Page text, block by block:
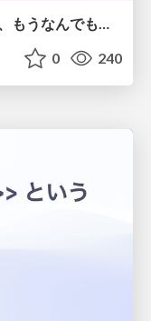
AI時代のPHPer生存戦略 ～「言語、もうなんでもよくない？」に本気で向き合う～
0 240